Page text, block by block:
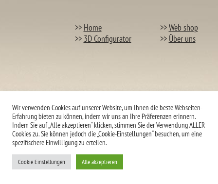
>> Home
>> 3D Configurator
>>Web shop
>> Über uns
Wir verwenden Cookies auf unserer Website, um Ihnen die beste Webseiten-
Erfahrung bieten zu können, indem wir uns an Ihre Präferenzen erinnern.
Indem Sie auf „Alle akzeptieren“ klicken, stimmen Sie der Verwendung ALLER
Cookies zu. Sie können jedoch die „Cookie-Einstellungen“ besuchen, um eine
spezifischere Einwilligung zu erteilen.
Cookie Einstellungen Alle akzeptieren